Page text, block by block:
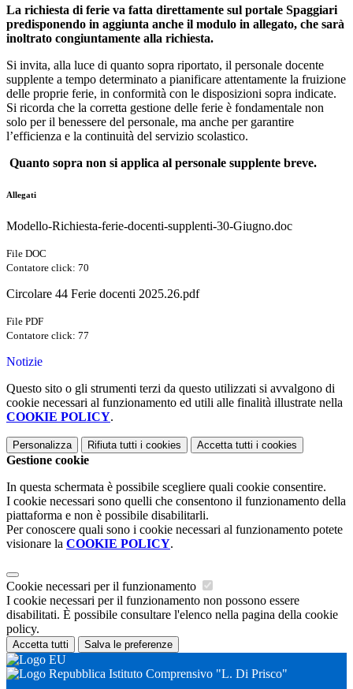
La richiesta di ferie va fatta direttamente sul portale Spaggiari
predisponendo in aggiunta anche il modulo in allegato, che sarà
inoltrato congiuntamente alla richiesta.
Si invita, alla luce di quanto sopra riportato, il personale docente
supplente a tempo determinato a pianificare attentamente la fruizione
delle proprie ferie, in conformità con le disposizioni sopra indicate.
Si ricorda che la corretta gestione delle ferie è fondamentale non
solo per il benessere del personale, ma anche per garantire
l’efficienza e la continuità del servizio scolastico.
Quanto sopra non si applica al personale supplente breve.
Allegati
Modello-Richiesta-ferie-docenti-supplenti-30-Giugno.doc
File DOC
Contatore click: 70
Circolare 44 Ferie docenti 2025.26.pdf
File PDF
Contatore click: 77
Notizie
Questo sito o gli strumenti terzi da questo utilizzati si avvalgono di
cookie necessari al funzionamento ed utili alle finalità illustrate nella
COOKIE POLICY.
Personalizza Rifiuta tutti i cookies Accetta tutti i cookies
Gestione cookie
In questa schermata è possibile scegliere quali cookie consentire.
I cookie necessari sono quelli che consentono il funzionamento della
piattaforma e non è possibile disabilitarli.
Per conoscere quali sono i cookie necessari al funzionamento potete
visionare la COOKIE POLICY.
Cookie necessari per il funzionamento
I cookie necessari per il funzionamento non possono essere
disabilitati. È possibile consultare l'elenco nella pagina della cookie
policy.
Accetta tutti Salva le preferenze
Istituto Comprensivo "L. Di Prisco"